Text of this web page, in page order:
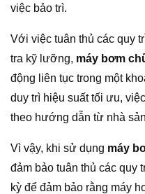
việc bảo trì.
Với việc tuân thủ các quy
tra kỹ lưỡng, máy bơm
động liên tục trong một
duy trì hiệu suất tối ưu,
theo hướng dẫn từ nhà
Vì vậy, khi sử dụng máy
đảm bảo tuân thủ các quy
kỳ để đảm bảo rằng máy